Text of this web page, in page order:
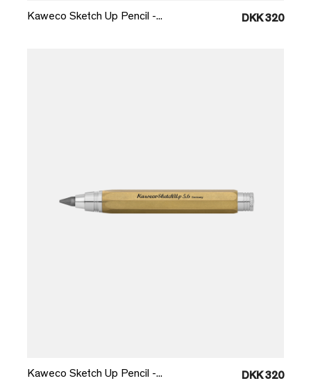
Kaweco Sketch Up Pencil -... DKK 320
Kaweco Sketch Up Pencil -... DKK 320